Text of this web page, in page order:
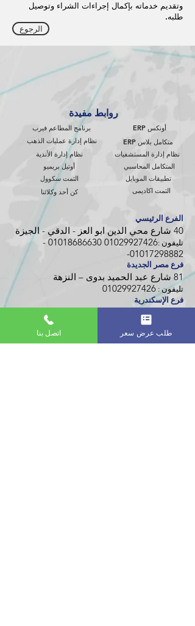
وتقديم خدماته بإكمال إجراءات الشراء وتوصيل
طلبه.
الرجوع
روابط مفيدة
برنامج المطاعم فيرب
نظام إدارة عمليات الذهب
أوتيل بريميو
نظام إدارة الأندية
التمت سكوول
كن أحد وكلائنا
أونكس ERP
تطبيقات الموبايل
متكامل بلاس ERP
المتكامل المحاسبي
نظام إدارة المستشفيات
التمت اكاديمى
تابعونا على منصات التواصل
الفرع الرئيسي
40 شارع محي الدين ابو العز - الدقي - الجيزة
تليفون :01029927426
01018686630
-
01017298882
-
فرع مصر الجديدة
81 شارع عبد الحميد بدوى – النزهة
تليفون : 01029927426
فرع الإسكندرية
01029927420
اتصل بنا طلب عرض سعر